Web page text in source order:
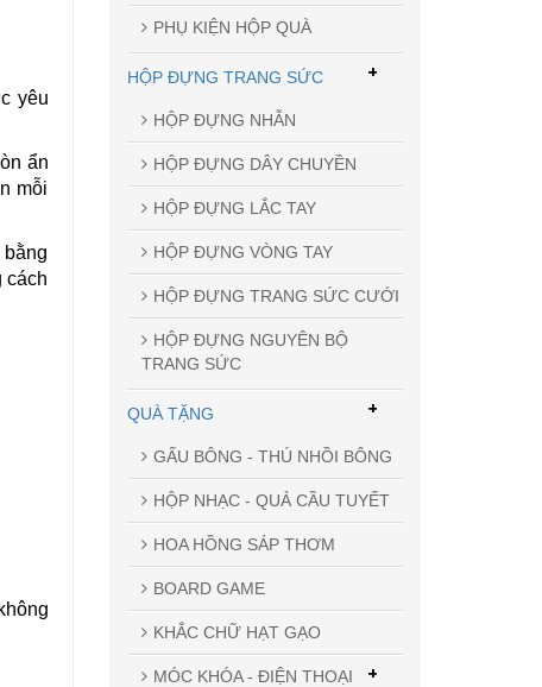
yêu
ẩn
mỗi
cách
PHỤ KIỆN HỘP QUÀ
HỘP ĐỰNG TRANG SỨC
HỘP ĐỰNG NHẪN
HỘP ĐỰNG DÂY CHUYỀN
HỘP ĐỰNG LẮC TAY
HỘP ĐỰNG VÒNG TAY
HỘP ĐỰNG TRANG SỨC CƯỚI
HỘP ĐỰNG NGUYÊN BỘ
TRANG SỨC
+
QUÀ TẶNG
GẤU BÔNG - THÚ NHỒI BÔNG
HỘP NHẠC - QUẢ CẦU TUYẾT
HOA HỒNG SÁP THƠM
BOARD GAME
KHẮC CHỮ HẠT GẠO
MÓC KHÓA - ĐIỆN THOẠI +
+